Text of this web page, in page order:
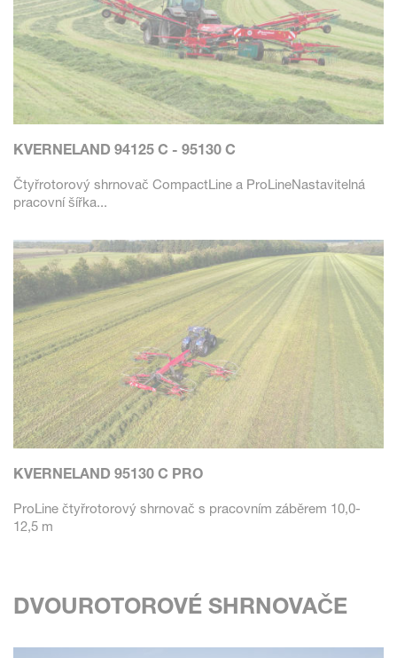
KVERNELAND 94125 C - 95130 C
Čtyřrotorový shrnovač CompactLine a ProLineNastavitelná
pracovní šířka...
KVERNELAND 95130 C PRO
ProLine čtyřrotorový shrnovač s pracovním záběrem 10,0-
12,5 m
DVOUROTOROVÉ SHRNOVAČE